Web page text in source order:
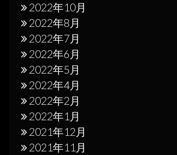
2022年10月
2022年8月
2022年7月
2022年6月
2022年5月
2022年4月
2022年2月
2022年1月
2021年12月
2021年11月